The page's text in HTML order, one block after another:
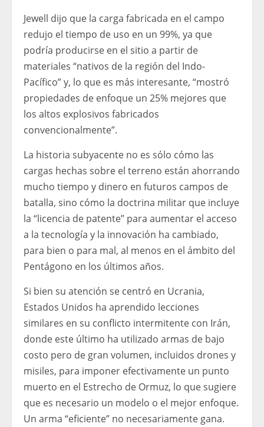
Jewell dijo que la carga fabricada en el campo
redujo el tiempo de uso en un 99%, ya que
podría producirse en el sitio a partir de
materiales “nativos de la región del Indo-
Pacífico” y, lo que es más interesante, “mostró
propiedades de enfoque un 25% mejores que
los altos explosivos fabricados
convencionalmente”.
La historia subyacente no es sólo cómo las
cargas hechas sobre el terreno están ahorrando
mucho tiempo y dinero en futuros campos de
batalla, sino cómo la doctrina militar que incluye
la “licencia de patente” para aumentar el acceso
a la tecnología y la innovación ha cambiado,
para bien o para mal, al menos en el ámbito del
Pentágono en los últimos años.
Si bien su atención se centró en Ucrania,
Estados Unidos ha aprendido lecciones
similares en su conflicto intermitente con Irán,
donde este último ha utilizado armas de bajo
costo pero de gran volumen, incluidos drones y
misiles, para imponer efectivamente un punto
muerto en el Estrecho de Ormuz, lo que sugiere
que es necesario un modelo o el mejor enfoque.
Un arma “eficiente” no necesariamente gana.